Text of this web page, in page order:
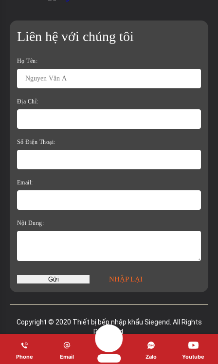
Liên hệ với chúng tôi
Họ Tên:
Địa Chỉ:
Số Điện Thoại:
Email:
Nội Dung:
Gửi NHẬP LẠI
Copyright © 2020 Thiết bị bếp nhập khẩu Siegend. All Rights
Reserved.
Phone Email Zalo Youtube